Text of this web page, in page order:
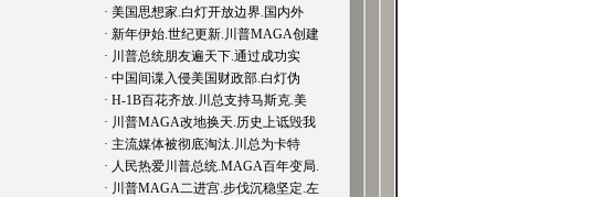
· 美国思想家.白灯开放边界.国内外
· 新年伊始.世纪更新.川普MAGA创建
· 川普总统朋友遍天下.通过成功实
· 中国间谍入侵美国财政部.白灯伪
· H-1B百花齐放.川总支持马斯克.美
· 川普MAGA改地换天.历史上诋毁我
· 主流媒体被彻底淘汰.川总为卡特
· 人民热爱川普总统.MAGA百年变局.
· 川普MAGA二进宫.步伐沉稳坚定.左